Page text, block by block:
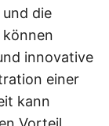
die
innovative
einer
kann